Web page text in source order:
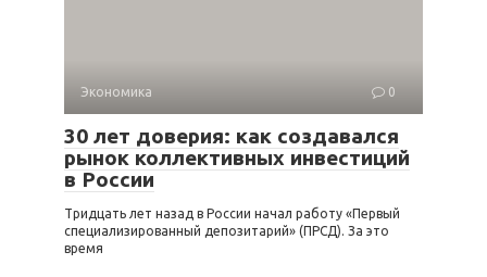
Экономика 0
30 лет доверия: как создавался
рынок коллективных инвестиций
в России
Тридцать лет назад в России начал работу «Первый
специализированный депозитарий» (ПРСД). За это
время